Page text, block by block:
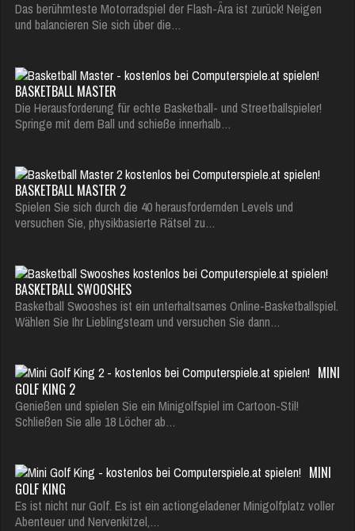
Das berühmteste Motorradspiel der Flash-Ära ist zurück! Neigen
und balancieren Sie sich über die…
BASKETBALL MASTER
Die Herausforderung für echte Basketball- und Streetballspieler!
Springe mit dem Ball und schieße innerhalb…
BASKETBALL MASTER 2
Spielen Sie sich durch die 40 herausfordernden Levels und
versuchen Sie, physikbasierte Rätsel zu…
BASKETBALL SWOOSHES
Basketball Swooshes ist ein unterhaltsames Online-Basketballspiel.
Wählen Sie Ihr Lieblingsteam und versuchen Sie dann…
MINI
GOLF KING 2
Genießen und spielen Sie ein Minigolfspiel im Cartoon-Stil!
Schließen Sie alle 18 Löcher ab…
MINI
GOLF KING
Es ist nicht nur Golf. Es ist ein actiongeladener Minigolfplatz voller
Abenteuer und Nervenkitzel,…